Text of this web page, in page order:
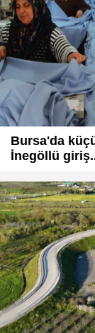
Bursa'da
İnegöllü